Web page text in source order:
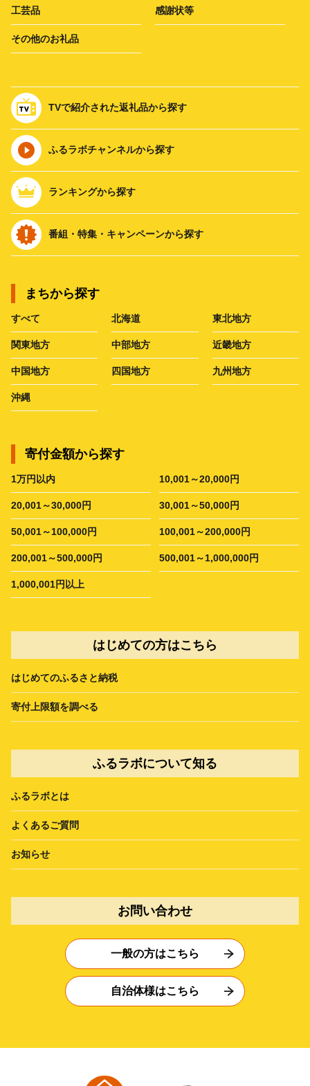
工芸品 感謝状等
その他のお礼品
TVで紹介された返礼品から探す
ふるラボチャンネルから探す
ランキングから探す
番組・特集・キャンペーンから探す
まちから探す
すべて 北海道 東北地方
関東地方 中部地方 近畿地方
中国地方 四国地方 九州地方
沖縄
寄付金額から探す
1万円以内 10,001～20,000円
20,001～30,000円 30,001～50,000円
50,001～100,000円 100,001～200,000円
200,001～500,000円 500,001～1,000,000円
1,000,001円以上
はじめての方はこちら
はじめてのふるさと納税
寄付上限額を調べる
ふるラボについて知る
ふるラボとは
よくあるご質問
お知らせ
お問い合わせ
一般の方はこちら
自治体様はこちら